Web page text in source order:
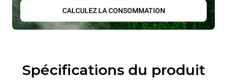
CALCULEZ LA CONSOMMATION
Spécifications du produit